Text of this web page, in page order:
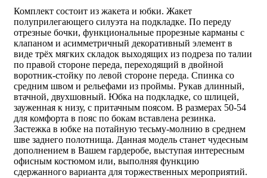
Комплект состоит из жакета и юбки. Жакет
полуприлегающего силуэта на подкладке. По переду
отрезные бочки, функциональные прорезные карманы с
клапаном и асимметричный декоративный элемент в
виде трёх мягких складок выходящих из подреза по талии
по правой стороне переда, переходящий в двойной
воротник-стойку по левой стороне переда. Спинка со
средним швом и рельефами из проймы. Рукав длинный,
втачной, двухшовный. Юбка на подкладке, со шлицей,
зауженная к низу, с притачным поясом. В размерах 50-54
для комфорта в пояс по бокам вставлена резинка.
Застежка в юбке на потайную тесьму-молнию в среднем
шве заднего полотнища. Данная модель станет чудесным
дополнением в Вашем гардеробе, выступая интересным
офисным костюмом или, выполняя функцию
сдержанного варианта для торжественных мероприятий.